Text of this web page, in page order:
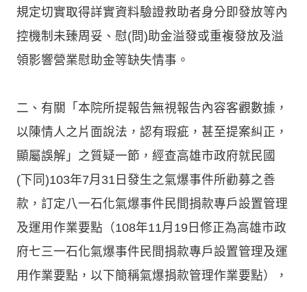
規定切實取得詳實資料驗證救助者身分即發放等內
控機制未臻周妥、慰(問)助金溢發或重複發放及溢
領影響營業慰助金等缺失情事。
二、有關「本院所提報告無視報告內容客觀數據，
以陳情人之片面說法，認有瑕疵，甚至提案糾正，
顯屬誤解」之質疑一節，經查高雄市政府就民國
(下同)103年7月31日發生之氣爆事件所勸募之善
款，訂定八一石化氣爆事件民間捐款專戶設置管理
及運用作業要點（108年11月19日修正為高雄市政
府七三一石化氣爆事件民間捐款專戶設置管理及運
用作業要點，以下簡稱氣爆捐款管理作業要點），